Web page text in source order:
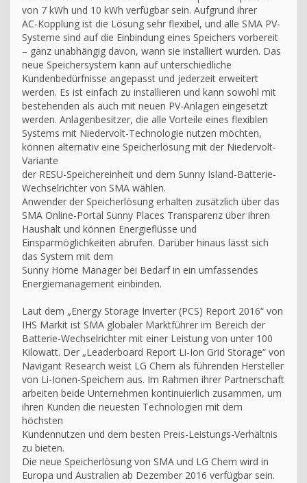
von 7 kWh und 10 kWh verfügbar sein. Aufgrund ihrer
AC-Kopplung ist die Lösung sehr flexibel, und alle SMA PV-
Systeme sind auf die Einbindung eines Speichers vorbereit
– ganz unabhängig davon, wann sie installiert wurden. Das
neue Speichersystem kann auf unterschiedliche
Kundenbedürfnisse angepasst und jederzeit erweitert
werden. Es ist einfach zu installieren und kann sowohl mit
bestehenden als auch mit neuen PV-Anlagen eingesetzt
werden. Anlagenbesitzer, die alle Vorteile eines flexiblen
Systems mit Niedervolt-Technologie nutzen möchten,
können alternativ eine Speicherlösung mit der Niedervolt-
Variante
der RESU-Speichereinheit und dem Sunny Island-Batterie-
Wechselrichter von SMA wählen.
Anwender der Speicherlösung erhalten zusätzlich über das
SMA Online-Portal Sunny Places Transparenz über ihren
Haushalt und können Energieflüsse und
Einsparmöglichkeiten abrufen. Darüber hinaus lässt sich
das System mit dem
Sunny Home Manager bei Bedarf in ein umfassendes
Energiemanagement einbinden.
Laut dem „Energy Storage Inverter (PCS) Report 2016“ von
IHS Markit ist SMA globaler Marktführer im Bereich der
Batterie-Wechselrichter mit einer Leistung von unter 100
Kilowatt. Der „Leaderboard Report Li-Ion Grid Storage“ von
Navigant Research weist LG Chem als führenden Hersteller
von Li-Ionen-Speichern aus. Im Rahmen ihrer Partnerschaft
arbeiten beide Unternehmen kontinuierlich zusammen, um
ihren Kunden die neuesten Technologien mit dem
höchsten
Kundennutzen und dem besten Preis-Leistungs-Verhältnis
zu bieten.
Die neue Speicherlösung von SMA und LG Chem wird in
Europa und Australien ab Dezember 2016 verfügbar sein.